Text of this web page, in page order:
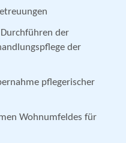
der
der
pflegerischer
Wohnumfeldes für